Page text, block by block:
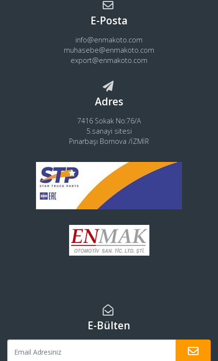
E-Posta
info@enmakoto.com
muhasebe@enmakoto.com
export@enmakoto.com
Adres
7416 Sokak No:76/A
5.sanayi sitesi
Pınarbaşı Bornova /İZMİR
E-Bülten